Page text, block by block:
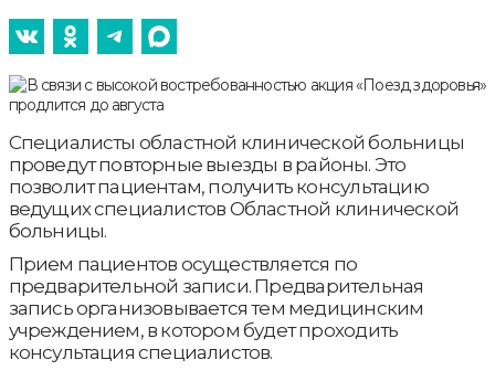
Специалисты областной клинической больницы
проведут повторные выезды в районы. Это
позволит пациентам, получить консультацию
ведущих специалистов Областной клинической
больницы.
Прием пациентов осуществляется по
предварительной записи. Предварительная
запись организовывается тем медицинским
учреждением, в котором будет проходить
консультация специалистов.